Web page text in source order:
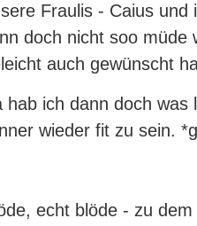
Fraulis - Caius und
doch nicht soo müde
auch gewünscht
hab ich dann doch was
wieder fit zu sein.
echt blöde - zu